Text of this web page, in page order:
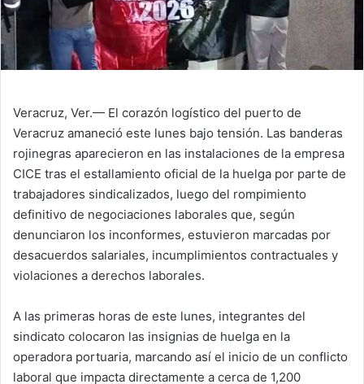
Veracruz, Ver.— El corazón logístico del puerto de
Veracruz amaneció este lunes bajo tensión. Las banderas
rojinegras aparecieron en las instalaciones de la empresa
CICE tras el estallamiento oficial de la huelga por parte de
trabajadores sindicalizados, luego del rompimiento
definitivo de negociaciones laborales que, según
denunciaron los inconformes, estuvieron marcadas por
desacuerdos salariales, incumplimientos contractuales y
violaciones a derechos laborales.
A las primeras horas de este lunes, integrantes del
sindicato colocaron las insignias de huelga en la
operadora portuaria, marcando así el inicio de un conflicto
laboral que impacta directamente a cerca de 1,200